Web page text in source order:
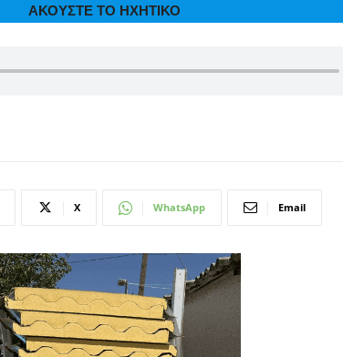
ΑΚΟΥΣΤΕ ΤΟ ΗΧΗΤΙΚΟ
X WhatsApp Email